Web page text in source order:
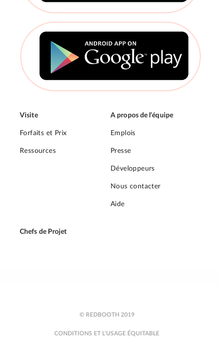
Visite
Forfaits et Prix
Ressources
A propos de l’équipe
Emplois
Presse
Développeurs
Nous contacter
Aide
Chefs de Projet
© REDBOOTH 2019
CONDITIONS ET L’USAGE ÉQUITABLE